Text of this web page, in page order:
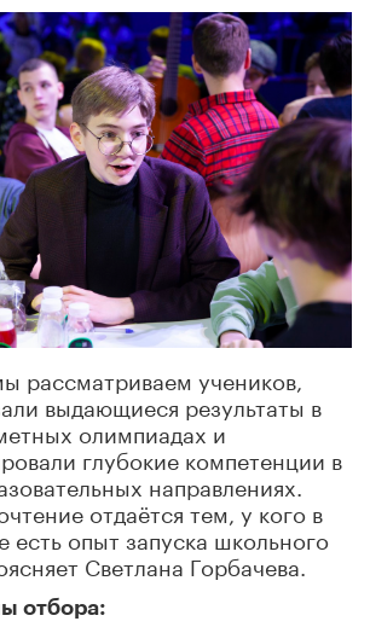
рассматриваем учеников,
выдающиеся результаты в
олимпиадах и
глубокие компетенции в
направлениях.
отдаётся тем, у кого в
есть опыт запуска школьного
Светлана Горбачева.
отбора: